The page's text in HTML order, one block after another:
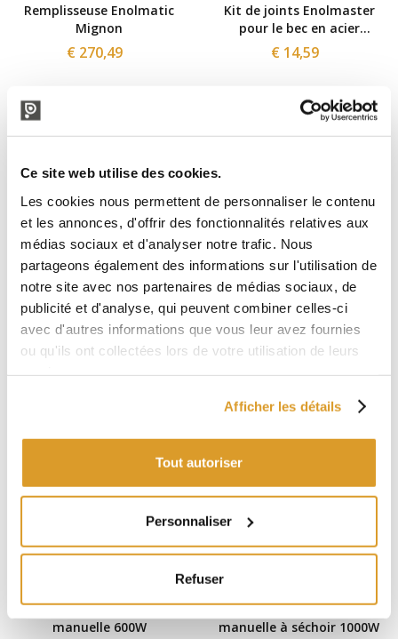
Ce site web utilise des cookies.
Les cookies nous permettent de personnaliser le contenu
et les annonces, d'offrir des fonctionnalités relatives aux
médias sociaux et d'analyser notre trafic. Nous
partageons également des informations sur l'utilisation de
notre site avec nos partenaires de médias sociaux, de
publicité et d'analyse, qui peuvent combiner celles-ci
avec d'autres informations que vous leur avez fournies
ou qu'ils ont collectées lors de votre utilisation de leurs
Afficher les détails
Tout autoriser
Personnaliser
Refuser
Remplisseuse Enolmatic
Mignon
€ 270,49
Kit de joints Enolmaster
pour le bec en acier
inoxydable
€ 14,59
Tenco
Remplisseuse ENOLMASTER
PYREX 2 becs Mignon
€ 1327,87
Polsinelli
Robinet avec bouton E6
€ 1,72
Résistence pour capsuleuse
manuelle 600W
Résistence pour capsuleuse
manuelle à séchoir 1000W